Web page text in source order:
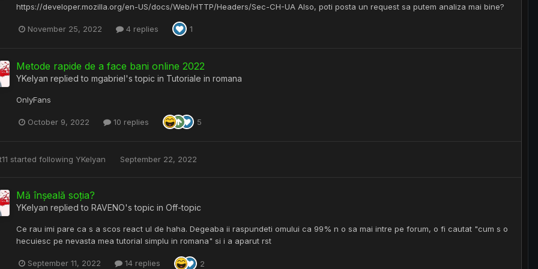
https://developer.mozilla.org/en-US/docs/Web/HTTP/Headers/Sec-CH-UA Also, poti posta un request sa putem analiza mai bine?
November 25, 2022 4 replies 1
Metode rapide de a face bani online 2022
YKelyan replied to mgabriel's topic in Tutoriale in romana
OnlyFans
October 9, 2022 10 replies 5
started following YKelyan September 22, 2022
Mă înșeală soția?
YKelyan replied to RAVENO's topic in Off-topic
Ce rau imi pare ca s a scos react ul de haha. Degeaba ii raspundeti omului ca 99% n o sa mai intre pe forum, o fi cautat "cum s o
hecuiesc pe nevasta mea tutorial simplu in romana" si i a aparut rst
September 11, 2022 14 replies 2